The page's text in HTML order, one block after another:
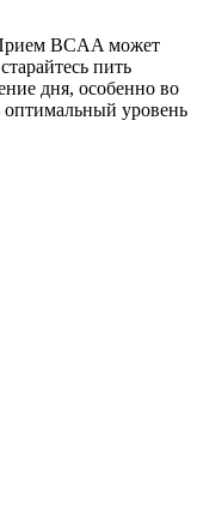
BCAA может
пить
дня, особенно во
оптимальный уровень